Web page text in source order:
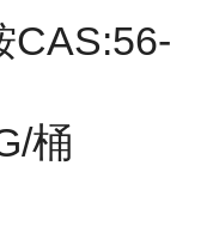
CAS:56-
桶